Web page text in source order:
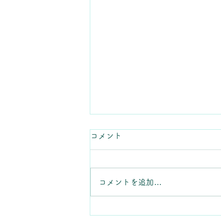
コメント
コメントを追加…